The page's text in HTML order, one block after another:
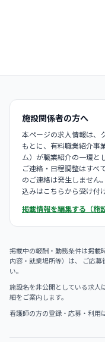
施設関係者の方へ
本ページの求人情報は、
もとに、有料職業紹介事
ム）が職業紹介の一環と
ご連絡・日程調整はすべ
のご連絡は発生しません
込みはこちらから受け付
掲載情報を編集する（施
掲載中の報酬・勤務条件は掲載
内容・就業場所等）は、 ご応
い。
施設名を非公開としている求人
細をご案内します。
看護師の方の登録・応募・利用